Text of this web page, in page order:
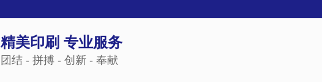
精美印刷 专业服务
团结 - 拼搏 - 创新 - 奉献